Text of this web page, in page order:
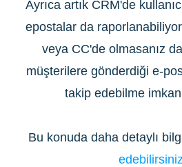
Ayrıca artık CRM'de
epostalar da
veya CC'de olmasanız
müşterilere gönderdiği e-
takip edebilme
Bu konuda daha detaylı